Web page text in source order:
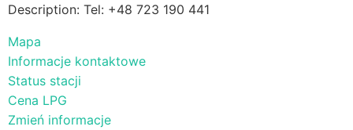
Description: Tel: +48 723 190 441
Mapa
Informacje kontaktowe
Status stacji
Cena LPG
Zmień informacje